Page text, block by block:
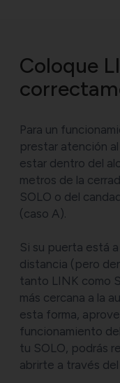
Coloque
Para un
prestar atención
estar dentro del
metros de la
SOLO o del
(caso A).
Si su puerta está
distancia (pero
tanto LINK como
más cercana a la
esta forma,
funcionamiento
tu SOLO, podrás
abrirte a través